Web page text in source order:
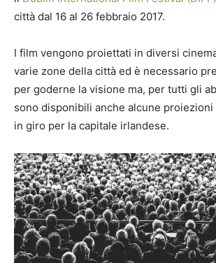
città dal 16 al 26 febbraio 2017.
I film vengono proiettati in diversi
varie zone della città ed è necessario
per goderne la visione ma, per tutti gli
sono disponibili anche alcune proiezioni
in giro per la capitale irlandese.